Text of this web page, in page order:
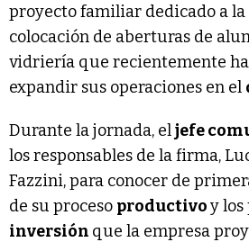
proyecto familiar dedicado a
colocación de aberturas de
vidriería que recientemente
expandir sus operaciones en el
Durante la jornada, eljefe
los responsables de la firma,
Fazzini, para conocer de
de su proceso productivoy los
inversión que la empresa